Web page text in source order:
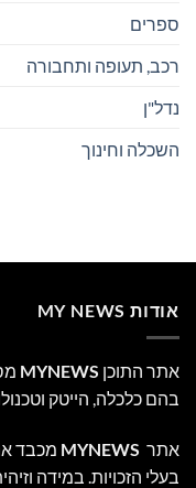
ספרים
רכב, תעופה ותחבורה
נדל"ן
השכלה וחינוך
אודות MY NEWS
אתר התוכן MYNEWS
בהם כלכלה, הייטק
אתר MYNEWS מכבד
בעלי הזכויות. במידה